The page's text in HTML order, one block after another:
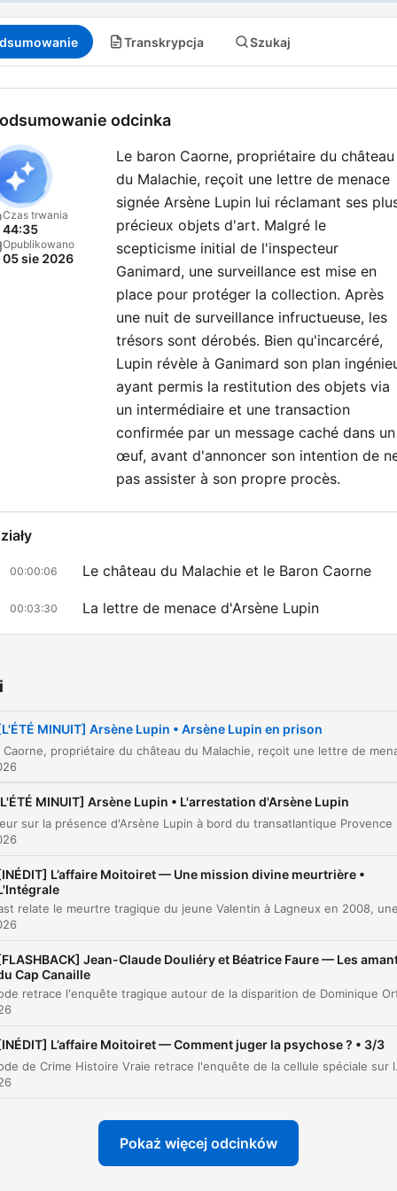
mystères. Immergez-vous
dans l'intrigue, alors que
explorons les dédales du
et de la justice.
Crimes • Histoires Vraies
un podcast produit par
MINUIT.
⭐️ Abonnez-vous à MINUIT+
pour profiter de tous les
podcasts Minuit en
sans publicité. 👉
https://m.audiomeans.fr/s/
pSlDfzMx
Rejoignez-nous sur
🌃
Transkrypcja Szukaj
odcinka
Czas trwania
44:35
Opublikowano
05 sie 2026
Le baron Caorne, propriétaire du château
du Malachie, reçoit une lettre de menace
signée Arsène Lupin lui réclamant ses
précieux objets d'art. Malgré le
scepticisme initial de l'inspecteur
Ganimard, une surveillance est mise en
place pour protéger la collection. Après
une nuit de surveillance infructueuse, les
trésors sont dérobés. Bien qu'incarcéré,
Lupin révèle à Ganimard son plan
ayant permis la restitution des objets via
un intermédiaire et une transaction
confirmée par un message caché dans un
œuf, avant d'annoncer son intention de
pas assister à son propre procès.
00:00:06 Le château du Malachie et le Baron Caorne
00:03:30 La lettre de menace d'Arsène Lupin
00:16:25 La veille infructueuse et la découverte du vol
00:28:42 L'aveu d'Arsène Lupin
momenty
00:04:28 · Ce moment marque le début de l'angoisse du baron
suite à la réception d'une lettre signée par le célèbre voleur.
Le bateau disparut, les rubens enlevés, les tapisseries
décrochées, les vitrines vidées de leurs bijoux.
Arsène Lupin ne laisse jamais rien derrière lui. Il n'y a
00:22:24 · Ganimard exprime sa conviction que le crime est
l'œuvre du célèbre voleur malgré sa présence en prison.
MINUIT] Arsène Lupin • Arsène Lupin en prison
MINUIT] Arsène Lupin • L'arrestation d'Arsène Lupin
L’affaire Moitoiret — Une mission divine meurtrière •
Jean-Claude Douliéry et Béatrice Faure — Les
Cap Canaille
L’affaire Moitoiret — Comment juger la psychose ? • 3/3
Cet épisode de Crime Histoire Vraie retrace l'enquête de la cellule spéciale sur le
Pokaż więcej odcinków